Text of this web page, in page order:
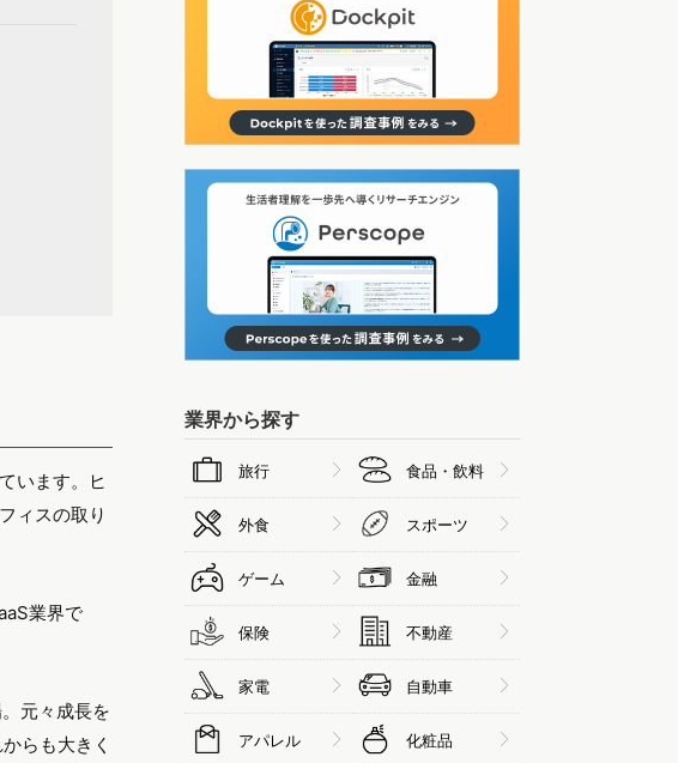
います。ヒ
ィスの取り
業界で
元々成長を
らも大きく
業界から探す
旅行 食品・飲料
外食 スポーツ
ゲーム 金融
保険 不動産
家電 自動車
アパレル 化粧品